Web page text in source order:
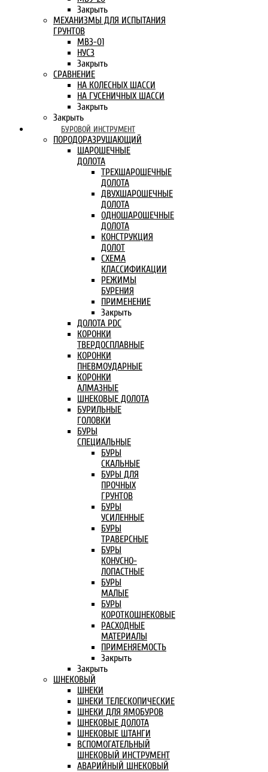
Закрыть
МЕХАНИЗМЫ ДЛЯ ИСПЫТАНИЯ
ГРУНТОВ
МВЗ-01
НУСЗ
Закрыть
СРАВНЕНИЕ
НА КОЛЕСНЫХ ШАССИ
НА ГУСЕНИЧНЫХ ШАССИ
Закрыть
Закрыть
БУРОВОЙ ИНСТРУМЕНТ
ПОРОДОРАЗРУШАЮЩИЙ
ШАРОШЕЧНЫЕ
ДОЛОТА
ТРЕХШАРОШЕЧНЫЕ
ДОЛОТА
ДВУХШАРОШЕЧНЫЕ
ДОЛОТА
ОДНОШАРОШЕЧНЫЕ
ДОЛОТА
КОНСТРУКЦИЯ
ДОЛОТ
СХЕМА
КЛАССИФИКАЦИИ
РЕЖИМЫ
БУРЕНИЯ
ПРИМЕНЕНИЕ
Закрыть
ДОЛОТА PDC
КОРОНКИ
ТВЕРДОСПЛАВНЫЕ
КОРОНКИ
ПНЕВМОУДАРНЫЕ
КОРОНКИ
АЛМАЗНЫЕ
ШНЕКОВЫЕ ДОЛОТА
БУРИЛЬНЫЕ
ГОЛОВКИ
БУРЫ
СПЕЦИАЛЬНЫЕ
БУРЫ
СКАЛЬНЫЕ
БУРЫ ДЛЯ
ПРОЧНЫХ
ГРУНТОВ
БУРЫ
УСИЛЕННЫЕ
БУРЫ
ТРАВЕРСНЫЕ
БУРЫ
КОНУСНО-
ЛОПАСТНЫЕ
БУРЫ
МАЛЫЕ
БУРЫ
КОРОТКОШНЕКОВЫЕ
РАСХОДНЫЕ
МАТЕРИАЛЫ
ПРИМЕНЯЕМОСТЬ
Закрыть
Закрыть
ШНЕКОВЫЙ
ШНЕКИ
ШНЕКИ ТЕЛЕСКОПИЧЕСКИЕ
ШНЕКИ ДЛЯ ЯМОБУРОВ
ШНЕКОВЫЕ ДОЛОТА
ШНЕКОВЫЕ ШТАНГИ
ВСПОМОГАТЕЛЬНЫЙ
ШНЕКОВЫЙ ИНСТРУМЕНТ
АВАРИЙНЫЙ ШНЕКОВЫЙ